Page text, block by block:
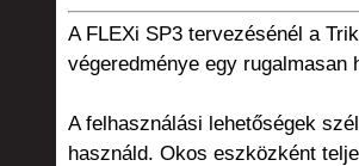
A FLEXi SP3 tervezésénél a
végeredménye egy
A felhasználási lehetőségek
használd. Okos eszközként